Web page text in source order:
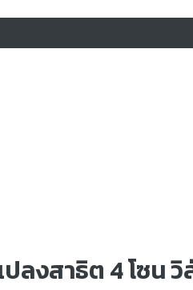
ลงสาธิต 4 โซน